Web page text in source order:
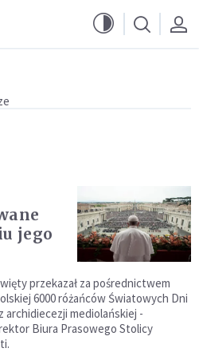
jego
przekazał za pośrednictwem
6000 różańców Światowych Dni
archidiecezji mediolańskiej -
Biura Prasowego Stolicy